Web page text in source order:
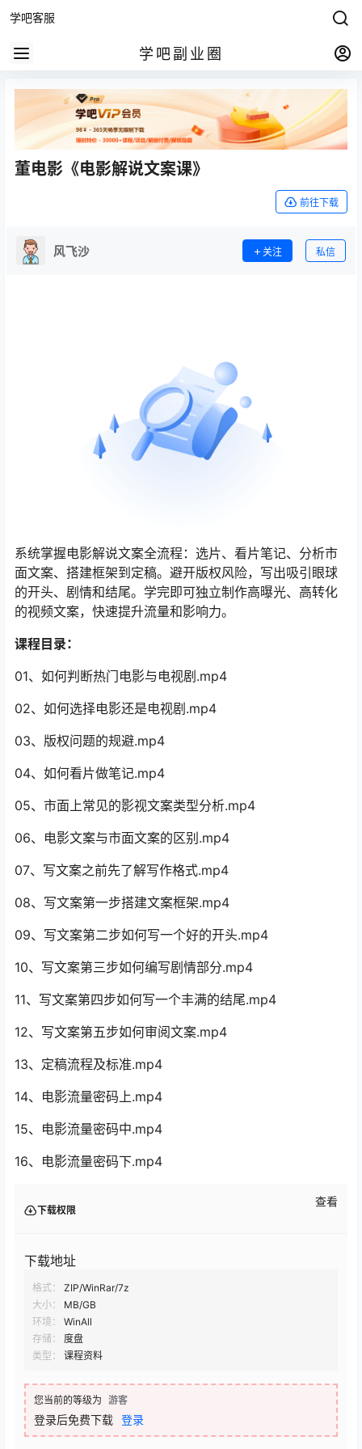
学吧客服
学吧副业圈
董电影《电影解说文案课》
前往下载
风飞沙 关注 私信
系统掌握电影解说文案全流程：选片、看片笔记、分析市
面文案、搭建框架到定稿。避开版权风险，写出吸引眼球
的开头、剧情和结尾。学完即可独立制作高曝光、高转化
的视频文案，快速提升流量和影响力。
课程目录：
01、如何判断热门电影与电视剧.mp4
02、如何选择电影还是电视剧.mp4
03、版权问题的规避.mp4
04、如何看片做笔记.mp4
05、市面上常见的影视文案类型分析.mp4
06、电影文案与市面文案的区别.mp4
07、写文案之前先了解写作格式.mp4
08、写文案第一步搭建文案框架.mp4
09、写文案第二步如何写一个好的开头.mp4
10、写文案第三步如何编写剧情部分.mp4
11、写文案第四步如何写一个丰满的结尾.mp4
12、写文案第五步如何审阅文案.mp4
13、定稿流程及标准.mp4
14、电影流量密码上.mp4
15、电影流量密码中.mp4
16、电影流量密码下.mp4
下载权限
查看
下载地址
格式：
ZIP/WinRar/7z
大小：
MB/GB
环境：
WinAll
存储：
度盘
类型：
课程资料
您当前的等级为 游客
登录后免费下载 登录